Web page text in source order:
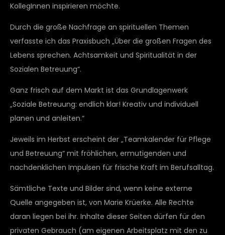
KollegInnen inspirieren möchte.
Durch die große Nachfrage an spirituellen Themen
verfasste ich das Praxisbuch „Über die großen Fragen des
Lebens sprechen. Achtsamkeit und Spiritualität in der
Sozialen Betreuung“.
Ganz frisch auf dem Markt ist das Grundlagenwerk
„Soziale Betreuung: endlich klar! Kreativ und individuell
planen und anleiten.“
Jeweils im Herbst erscheint der „Teamkalender für Pflege
und Betreuung“ mit fröhlichen, ermutigenden und
nachdenklichen Impulsen für frische Kraft im Berufsalltag.
Sämtliche Texte und Bilder sind, wenn keine externe
Quelle angegeben ist, von Marie Krüerke. Alle Rechte
daran liegen bei ihr. Inhalte dieser Seiten dürfen für den
privaten Gebrauch (am eigenen Arbeitsplatz mit den zu